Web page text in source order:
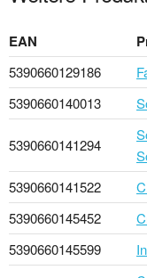
EAN
5390660129186
5390660140013
5390660141294
5390660141522
5390660145452
5390660145599